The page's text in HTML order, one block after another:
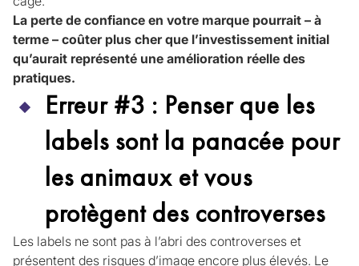
La perte de confiance en votre marque pourrait – à
terme – coûter plus cher que l’investissement initial
qu’aurait représenté une amélioration réelle des
pratiques.
Erreur #3 : Penser que les
labels sont la panacée pour
les animaux et vous
protègent des controverses
Les labels ne sont pas à l’abri des controverses et
présentent des risques d’image encore plus élevés. Le